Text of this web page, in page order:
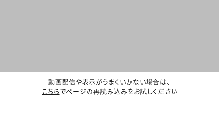
動画配信や表示がうまくいかない場合は、
こちらでページの再読み込みをお試しください